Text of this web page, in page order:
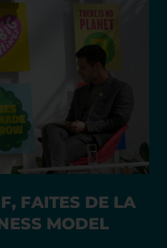
FAITES DE LA
MODEL